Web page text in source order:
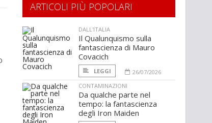
ARTICOLI PIÙ POPOLARI
DALL'ITALIA
Il Qualunquismo sulla
fantascienza di Mauro
Covacich
LEGGI
26/07/2026
CONTAMINAZIONI
Da qualche parte nel
tempo: la fantascienza
degli Iron Maiden